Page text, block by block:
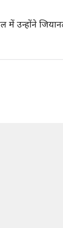
में उन्होंने